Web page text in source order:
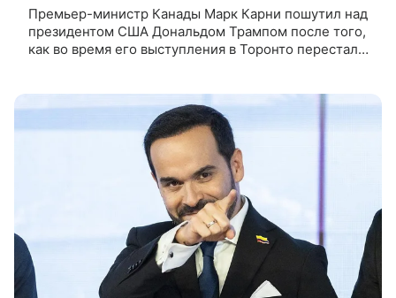
Премьер-министр Канады Марк Карни пошутил над
президентом США Дональдом Трампом после того,
как во время его выступления в Торонто перестал
и сказал по-английски, что экран не работает.